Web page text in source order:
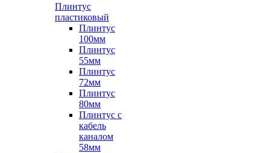
Плинтус
пластиковый
Плинтус
100мм
Плинтус
55мм
Плинтус
72мм
Плинтус
80мм
Плинтус с
кабель
каналом
58мм